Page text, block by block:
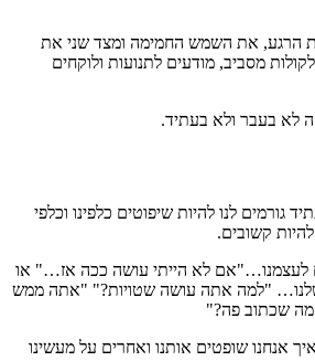
את הרגע, את השמש החמימה ומצד שני את
מסביב, מודעים לתנועות ולוקחים
לא בעבר ולא בעתיד.
גורמים לנו להיות שיפוטים כלפינו וכלפי
קשובים.
לעצמנו…"אם לא הייתי עושה ככה אז…" או
שלנו… "למה אתה עושה שטויות?" "אתה ממש
מה שכתוב פה?"
אנחנו שופטים אותנו ואחרים על מעשינו